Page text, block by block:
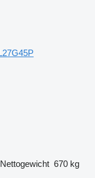
Nettogewicht 670 kg